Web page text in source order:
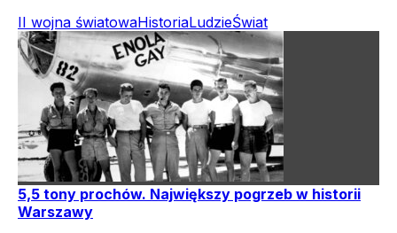
II wojna światowaHistoriaLudzieŚwiat
5,5 tony prochów. Największy pogrzeb w historii
Warszawy